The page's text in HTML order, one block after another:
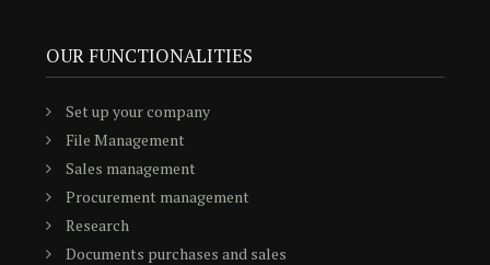
OUR FUNCTIONALITIES
Set up your company
File Management
Sales management
Procurement management
Research
Documents purchases and sales